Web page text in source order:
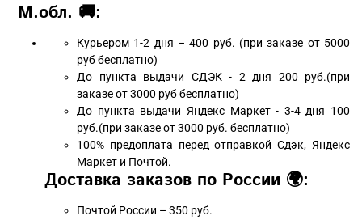
М.обл. 🚚:
Курьером 1-2 дня – 400 руб. (при заказе от 5000
руб бесплатно)
До пункта выдачи СДЭК - 2 дня 200 руб.(при
заказе от 3000 руб бесплатно)
До пункта выдачи Яндекс Маркет - 3-4 дня 100
руб.(при заказе от 3000 руб. бесплатно)
100% предоплата перед отправкой Сдэк, Яндекс
Маркет и Почтой.
Доставка заказов по России 🌍:
Почтой России – 350 руб.